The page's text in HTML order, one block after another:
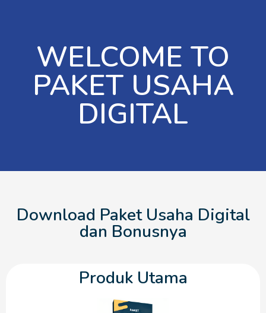
WELCOME TO
PAKET USAHA
DIGITAL
Download Paket Usaha Digital
dan Bonusnya
Produk Utama